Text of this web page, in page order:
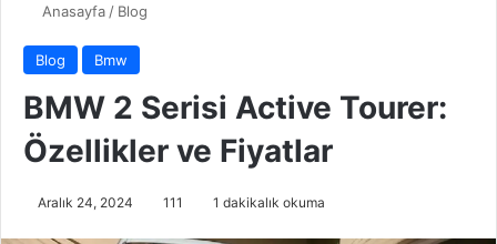
Anasayfa / Blog
Blog Bmw
BMW 2 Serisi Active Tourer:
Özellikler ve Fiyatlar
Aralık 24, 2024 111 1 dakikalık okuma